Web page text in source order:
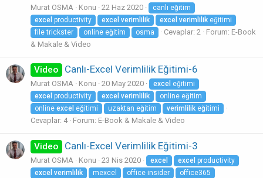
Murat OSMA
Konu 22 Haz 2020
canlı eğitim
excel productivity excel verimlilik excel verimlilik eğitimi
file trickster
online eğitim osma Cevaplar: 2 Forum: E-Book
& Makale & Video
Video Canlı-Excel Verimlilik Eğitimi-6
Murat OSMA Konu 20 May 2020 excel eğitimi
excel productivity excel verimlilik
online eğitim
online excel eğitimi uzaktan eğitim verimlilik eğitimi
Cevaplar: 4 Forum: E-Book & Makale & Video
Video Canlı-Excel Verimlilik Eğitimi-3
Murat OSMA Konu 23 Nis 2020 excel excel productivity
excel verimlilik mexcel office insider
office365